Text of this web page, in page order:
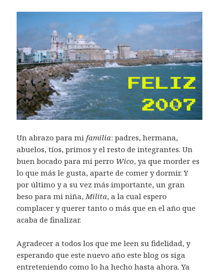
Un abrazo para mifamilia: padres, hermana,
abuelos, tíos, primos y el resto de integrantes. Un
buen bocado para mi perro Wico, ya que morder es
lo que más le gusta, aparte de comer y dormir. Y
por último y a su vez más importante, un gran
beso para mi niña,Milita, a la cual espero
complacer y querer tanto o más que en el año que
acaba de finalizar.
Agradecer a todos los que me leen su fidelidad, y
esperando que este nuevo año este blog os siga
entreteniendo como lo ha hecho hasta ahora. Ya